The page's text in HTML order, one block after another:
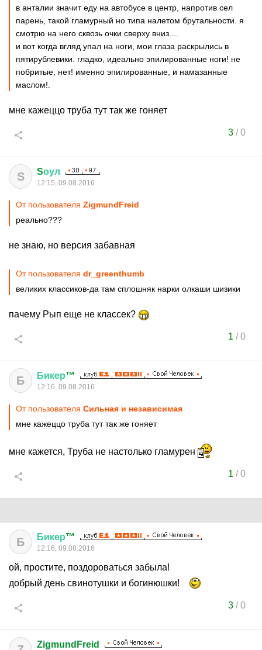
в анталии значит еду на автобусе в центр, напротив сел
парень, такой гламурный но типа налетом брутальности. я
смотрю на него сквозь очки сверху вниз....
и вот когда вгляд упал на ноги, мои глаза раскрылись в
пятирублевики. гладко, идеально эпилированные ноги! не
побритые, нет! именно эпилированные, и намазанные
маслом!.
мне кажеццо труба тут так же гоняет
3/0
S Sоул
12:15, 09.08.2016
От пользователя ZigmundFreid
реально???
не знаю, но версия забавная
От пользователя dr_greenthumb
великих классиков-да там сплошняк нарки олкаши шизики
пачему Рып еще не классек?
1 /0
Б Бикер™
12:16, 09.08.2016
От пользователя Сильная и независимая
мне кажеццо труба тут так же гоняет
мне кажется, Труба не настолько гламурен
1 /0
Б Бикер™
12:16, 09.08.2016
ой, простите, поздороваться забыла!
добрый день свинотушки и богинюшки!
3/0
ZigmundFreid